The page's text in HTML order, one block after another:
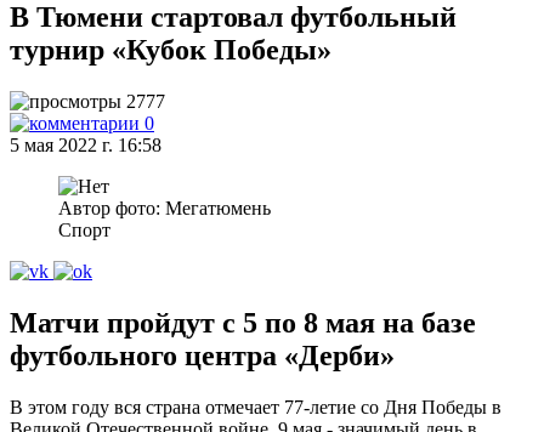
В Тюмени стартовал футбольный
турнир «Кубок Победы»
2777
0
5 мая 2022 г. 16:58
Автор фото: Мегатюмень
Спорт
Матчи пройдут с 5 по 8 мая на базе
футбольного центра «Дерби»
В этом году вся страна отмечает 77-летие со Дня Победы в